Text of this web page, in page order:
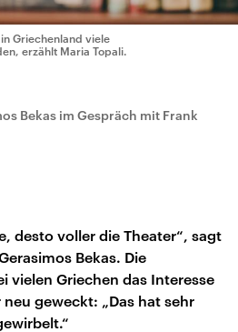
Griechenland viele
erzählt Maria Topali.
Bekas im Gespräch mit Frank
desto voller die Theater“, sagt
Bekas. Die
vielen Griechen das Interesse
geweckt: „Das hat sehr